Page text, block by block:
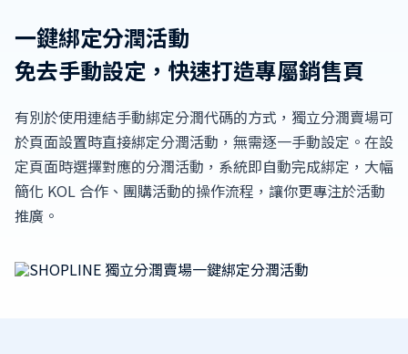
一鍵綁定分潤活動
免去手動設定，快速打造專屬銷售頁
有別於使用連結手動綁定分潤代碼的方式，獨立分潤賣場可
於頁面設置時直接綁定分潤活動，無需逐一手動設定。在設
定頁面時選擇對應的分潤活動，系統即自動完成綁定，大幅
簡化 KOL 合作、團購活動的操作流程，讓你更專注於活動
推廣。